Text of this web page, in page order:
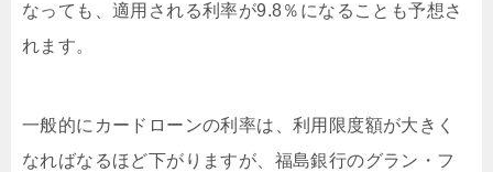
なっても、適用される利率が9.8％になることも予想さ
れます。
一般的にカードローンの利率は、利用限度額が大きく
なればなるほど下がりますが、福島銀行のグラン・フ